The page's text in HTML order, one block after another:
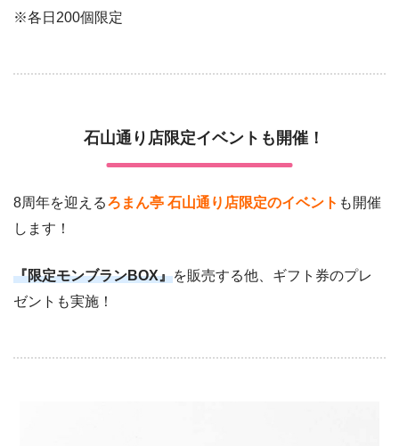
※各日200個限定
石山通り店限定イベントも開催！
8周年を迎えるろまん亭 石山通り店限定のイベント も開催
します！
『限定モンブランBOX』を販売する他、ギフト券のプレ
ゼントも実施！